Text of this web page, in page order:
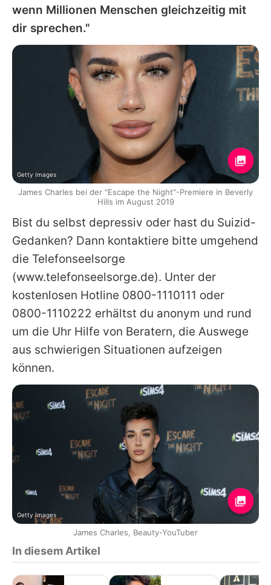
wenn Millionen Menschen gleichzeitig mit
dir sprechen."
Bist du selbst depressiv oder hast du Suizid-
Gedanken? Dann kontaktiere bitte umgehend
die Telefonseelsorge
(www.telefonseelsorge.de). Unter der
kostenlosen Hotline 0800-1110111 oder
0800-1110222 erhältst du anonym und rund
um die Uhr Hilfe von Beratern, die Auswege
aus schwierigen Situationen aufzeigen
können.
Getty Images
James Charles bei der "Escape the Night"-Premiere in Beverly
Hills im August 2019
Getty Images
James Charles, Beauty-YouTuber
In diesem Artikel